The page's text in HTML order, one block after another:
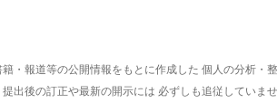
・報道等の公開情報をもとに作成した 個人の分析・
出後の訂正や最新の開示には 必ずしも追従していま